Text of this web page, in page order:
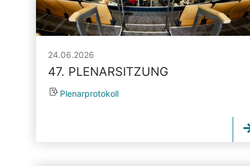
24.06.2026
47. PLENARSITZUNG
Plenarprotokoll